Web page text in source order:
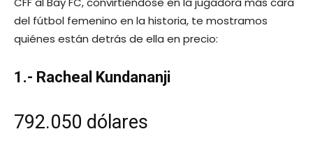
del fútbol femenino en la historia, te mostramos
quiénes están detrás de ella en precio:
1.- Racheal Kundananji
792.050 dólares